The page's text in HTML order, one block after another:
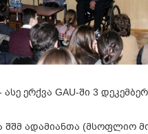
ასე ერქვა GAU-ში 3
შშმ ადამიანთა (მსოფლიო